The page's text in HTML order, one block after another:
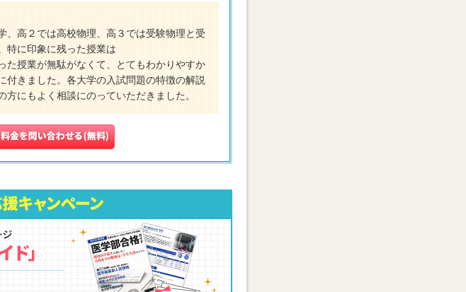
、高２では高校物理、高３では受験物理と受
特に印象に残った授業は
た授業が無駄がなくて、とてもわかりやすか
付きました。各大学の入試問題の特徴の解説
にもよく相談にのっていただきました。